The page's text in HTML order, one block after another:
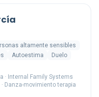
altamente sensibles
Autoestima
Duelo
· Internal Family Systems
· Danza-movimiento terapia